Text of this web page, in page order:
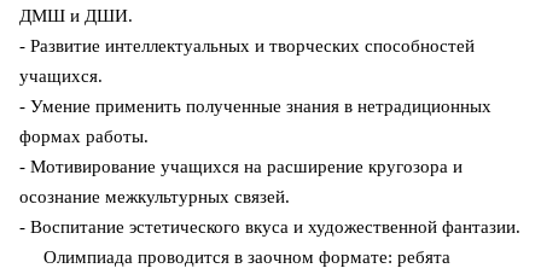
ДМШ и ДШИ.
- Развитие интеллектуальных и творческих способностей
учащихся.
- Умение применить полученные знания в нетрадиционных
формах работы.
- Мотивирование учащихся на расширение кругозора и
осознание межкультурных связей.
- Воспитание эстетического вкуса и художественной фантазии.
Олимпиада проводится в заочном формате: ребята